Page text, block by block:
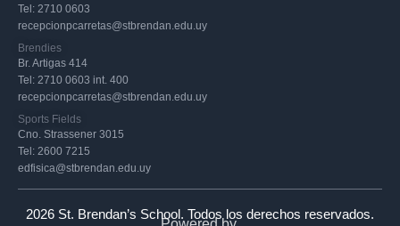
Tel: 2710 0603
recepcionpcarretas@stbrendan.edu.uy
Brendies
Tel: 2710 0603 int. 400
Br. Artigas 414
recepcionpcarretas@stbrendan.edu.uy
Sports Fields
Tel: 2600 7215
Cno. Strassener 3015
edfisica@stbrendan.edu.uy
2026 St. Brendan’s School. Todos los derechos reservados.